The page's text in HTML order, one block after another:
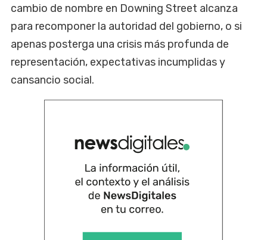
cambio de nombre en Downing Street alcanza
para recomponer la autoridad del gobierno, o si
apenas posterga una crisis más profunda de
representación, expectativas incumplidas y
cansancio social.